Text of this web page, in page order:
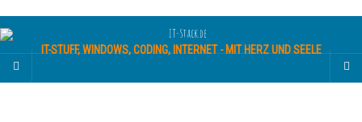
IT-STUFF, WINDOWS, CODING, INTERNET - MIT HERZ UND SEELE